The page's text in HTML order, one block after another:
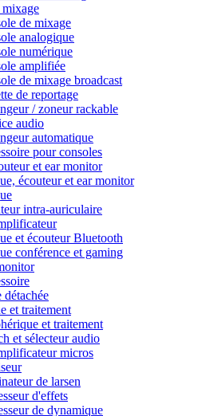
de mixage
analogique
numérique
amplifiée
de mixage broadcast
de reportage
/ zoneur rackable
audio
automatique
pour consoles
et ear monitor
écouteur et ear monitor
intra-auriculaire
et écouteur Bluetooth
conférence et gaming
détachée
et traitement
et traitement
et sélecteur audio
micros
de larsen
d'effets
de dynamique